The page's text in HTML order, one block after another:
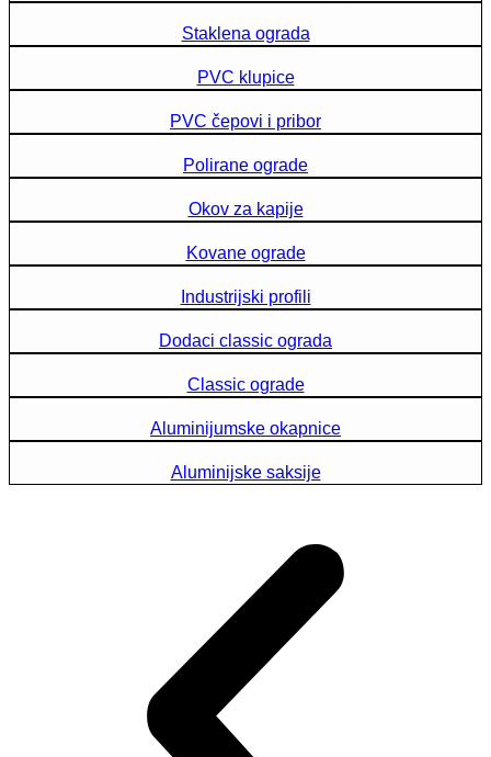
Staklena ograda
PVC klupice
PVC čepovi i pribor
Polirane ograde
Okov za kapije
Kovane ograde
Industrijski profili
Dodaci classic ograda
Classic ograde
Aluminijumske okapnice
Aluminijske saksije